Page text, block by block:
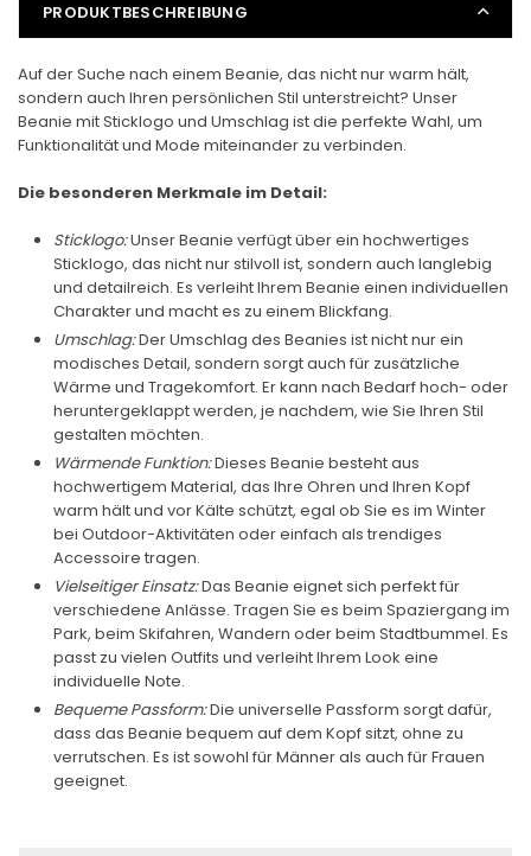
PRODUKTBESCHREIBUNG
Auf der Suche nach einem Beanie, das nicht nur warm hält,
sondern auch Ihren persönlichen Stil unterstreicht? Unser
Beanie mit Sticklogo und Umschlag ist die perfekte Wahl, um
Funktionalität und Mode miteinander zu verbinden.
Die besonderen Merkmale im Detail:
Sticklogo:Unser Beanie verfügt über ein hochwertiges
Sticklogo, das nicht nur stilvoll ist, sondern auch langlebig
und detailreich. Es verleiht Ihrem Beanie einen individuellen
Charakter und macht es zu einem Blickfang.
Umschlag:Der Umschlag des Beanies ist nicht nur ein
modisches Detail, sondern sorgt auch für zusätzliche
Wärme und Tragekomfort. Er kann nach Bedarf hoch- oder
heruntergeklappt werden, je nachdem, wie Sie Ihren Stil
gestalten möchten.
Wärmende Funktion:Dieses Beanie besteht aus
hochwertigem Material, das Ihre Ohren und Ihren Kopf
warm hält und vor Kälte schützt, egal ob Sie es im Winter
bei Outdoor-Aktivitäten oder einfach als trendiges
Accessoire tragen.
Vielseitiger Einsatz:Das Beanie eignet sich perfekt für
verschiedene Anlässe. Tragen Sie es beim Spaziergang im
Park, beim Skifahren, Wandern oder beim Stadtbummel. Es
passt zu vielen Outfits und verleiht Ihrem Look eine
individuelle Note.
Bequeme Passform:Die universelle Passform sorgt dafür,
dass das Beanie bequem auf dem Kopf sitzt, ohne zu
verrutschen. Es ist sowohl für Männer als auch für Frauen
geeignet.